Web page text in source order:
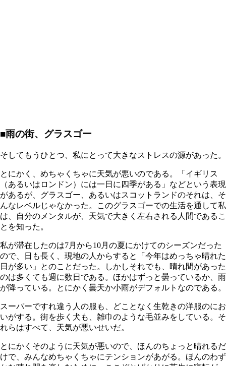
■雨の街、グラスゴー
そしてもうひとつ、私にとって大きなストレスの源があった。
とにかく、めちゃくちゃに天気が悪いのである。「イギリス
（あるいはロンドン）には一日に四季がある」などという表現
があるが、グラスゴー、あるいはスコットランドのそれは、そ
んなレベルじゃなかった。このグラスゴーでの生活を通して私
は、自分のメンタルが、天気で大きく左右される人間であるこ
とを知った。
私が滞在したのは7月から10月の夏にかけてのシーズンだった
ので、日も長く、現地の人からすると「今年はめっちゃ晴れた
日が多い」とのことだった。しかしそれでも、晴れ間があった
のは多くても週に数日である。ほかはずっと曇っているか、雨
が降っている。とにかく曇天か小雨がデフォルトなのである。
スーパーですれ違う人の服も、どことなく生乾きの洋服のにお
いがする。街を歩く犬も、雑巾のような毛並みをしている。そ
れらはすべて、天気が悪いせいだ。
とにかくそのように天気が悪いので、ほんのちょっと晴れるだ
けで、みんなめちゃくちゃにテンションがあがる。ほんのわず